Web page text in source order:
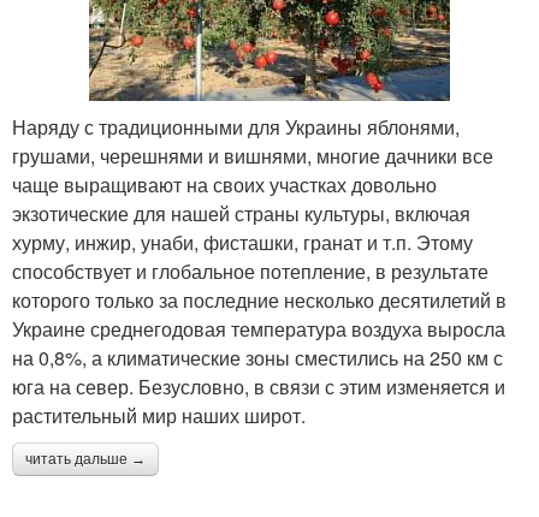
Наряду с традиционными для Украины яблонями,
грушами, черешнями и вишнями, многие дачники все
чаще выращивают на своих участках довольно
экзотические для нашей страны культуры, включая
хурму, инжир, унаби, фисташки, гранат и т.п. Этому
способствует и глобальное потепление, в результате
которого только за последние несколько десятилетий в
Украине среднегодовая температура воздуха выросла
на 0,8%, а климатические зоны сместились на 250 км с
юга на север. Безусловно, в связи с этим изменяется и
растительный мир наших широт.
читать дальше →